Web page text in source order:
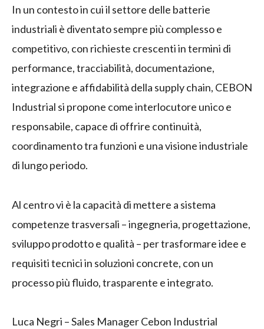
In un contesto in cui il settore delle batterie
industriali è diventato sempre più complesso e
competitivo, con richieste crescenti in termini di
performance, tracciabilità, documentazione,
integrazione e affidabilità della supply chain, CEBON
Industrial si propone come interlocutore unico e
responsabile, capace di offrire continuità,
coordinamento tra funzioni e una visione industriale
di lungo periodo.
Al centro vi è la capacità di mettere a sistema
competenze trasversali – ingegneria, progettazione,
sviluppo prodotto e qualità – per trasformare idee e
requisiti tecnici in soluzioni concrete, con un
processo più fluido, trasparente e integrato.
Luca Negri – Sales Manager Cebon Industrial